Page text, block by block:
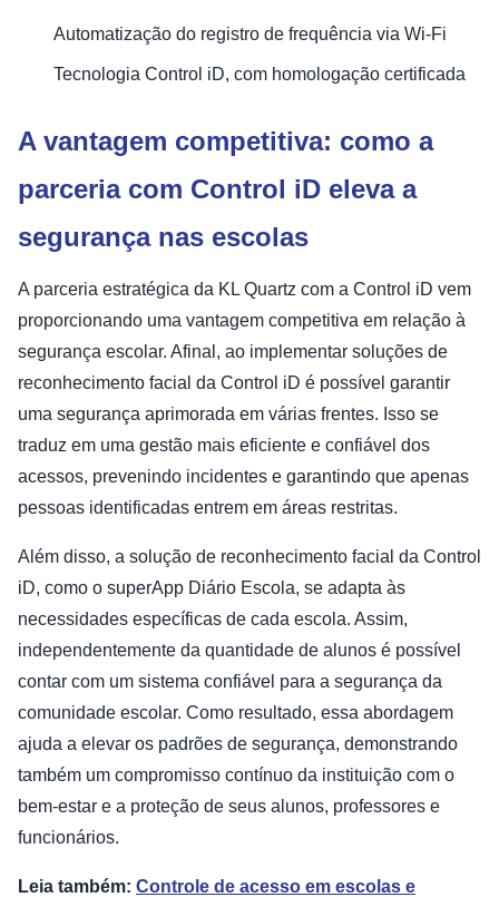
Automatização do registro de frequência via Wi-Fi
Tecnologia Control iD, com homologação certificada
A vantagem competitiva: como a
parceria com Control iD eleva a
segurança nas escolas
A parceria estratégica da KL Quartz com a Control iD vem
proporcionando uma vantagem competitiva em relação à
segurança escolar. Afinal, ao implementar soluções de
reconhecimento facial da Control iD é possível garantir
uma segurança aprimorada em várias frentes. Isso se
traduz em uma gestão mais eficiente e confiável dos
acessos, prevenindo incidentes e garantindo que apenas
pessoas identificadas entrem em áreas restritas.
Além disso, a solução de reconhecimento facial da Control
iD, como o superApp Diário Escola, se adapta às
necessidades específicas de cada escola. Assim,
independentemente da quantidade de alunos é possível
contar com um sistema confiável para a segurança da
comunidade escolar. Como resultado, essa abordagem
ajuda a elevar os padrões de segurança, demonstrando
também um compromisso contínuo da instituição com o
bem-estar e a proteção de seus alunos, professores e
funcionários.
Leia também: Controle de acesso em escolas e